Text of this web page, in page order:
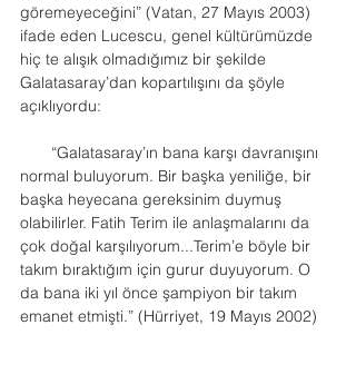
göremeyeceğini” (Vatan, 27 Mayıs 2003)
ifade eden Lucescu, genel kültürümüzde
hiç te alışık olmadığımız bir şekilde
Galatasaray’dan kopartılışını da şöyle
açıklıyordu:
“Galatasaray’ın bana karşı davranışını
normal buluyorum. Bir başka yeniliğe, bir
başka heyecana gereksinim duymuş
olabilirler. Fatih Terim ile anlaşmalarını da
çok doğal karşılıyorum...Terim’e böyle bir
takım bıraktığım için gurur duyuyorum. O
da bana iki yıl önce şampiyon bir takım
emanet etmişti.” (Hürriyet, 19 Mayıs 2002)